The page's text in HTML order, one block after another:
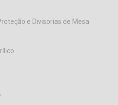
e Divisorias de Mesa